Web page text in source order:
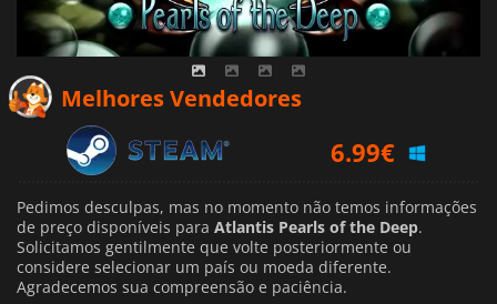
Melhores Vendedores
6.99€
Pedimos desculpas, mas no momento não temos informações
de preço disponíveis para Atlantis Pearls of the Deep.
Solicitamos gentilmente que volte posteriormente ou
considere selecionar um país ou moeda diferente.
Agradecemos sua compreensão e paciência.